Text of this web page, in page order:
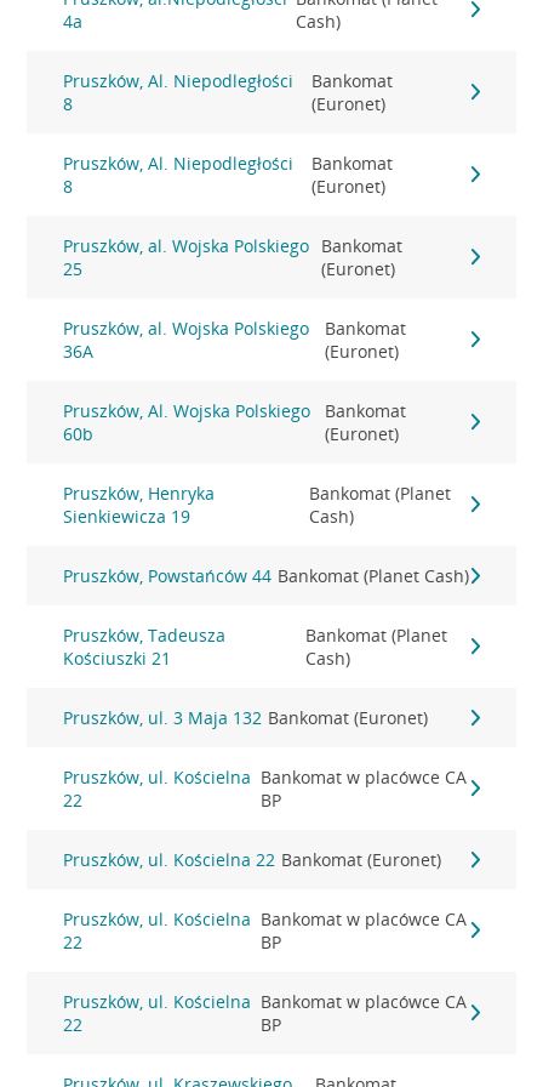
4a
Cash)
Pruszków, Al. Niepodległości
8
Bankomat
(Euronet)
Pruszków, Al. Niepodległości
8
Bankomat
(Euronet)
Pruszków, al. Wojska Polskiego
25
Bankomat
(Euronet)
Pruszków, al. Wojska Polskiego
36A
Bankomat
(Euronet)
Pruszków, Al. Wojska Polskiego
60b
Bankomat
(Euronet)
Pruszków, Henryka
Sienkiewicza 19
Bankomat (Planet
Cash)
Pruszków, Powstańców 44 Bankomat (Planet Cash)
Pruszków, Tadeusza
Kościuszki 21
Bankomat (Planet
Cash)
Pruszków, ul. 3 Maja 132 Bankomat (Euronet)
Pruszków, ul. Kościelna
22
Bankomat w placówce CA
BP
Pruszków, ul. Kościelna 22 Bankomat (Euronet)
Pruszków, ul. Kościelna
22
Bankomat w placówce CA
BP
Pruszków, ul. Kościelna
22
Bankomat w placówce CA
BP